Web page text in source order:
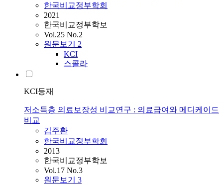
한국비교정부학회
2021
한국비교정부학보
Vol.25 No.2
원문보기 2
KCI
스콜라
KCI등재
저소득층 의료보장성 비교연구 : 의료급여와 메디케이드
비교
김주환
한국비교정부학회
2013
한국비교정부학보
Vol.17 No.3
원문보기 3